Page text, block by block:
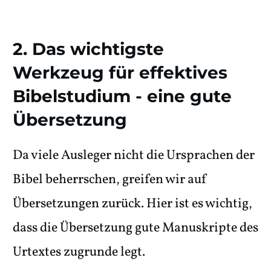
2. Das wichtigste
Werkzeug für effektives
Bibelstudium - eine gute
Übersetzung
Da viele Ausleger nicht die Ursprachen der
Bibel beherrschen, greifen wir auf
Übersetzungen zurück. Hier ist es wichtig,
dass die Übersetzung gute Manuskripte des
Urtextes zugrunde legt.